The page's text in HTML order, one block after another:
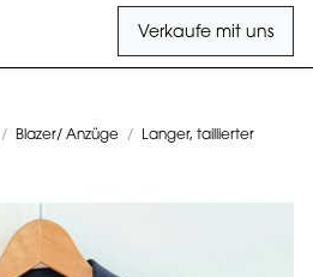
Verkaufe mit uns
/ Blazer/ Anzüge /
Langer, taillierter